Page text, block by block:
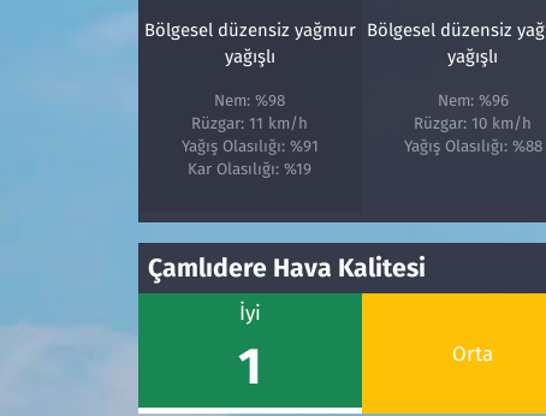
Bölgesel düzensiz yağmur
yağışlı
Nem: %98
Rüzgar: 11 km/h
Yağış Olasılığı: %91
Kar Olasılığı: %19
Bölgesel düzensiz
yağışlı
Nem: %96
Rüzgar: 10 km/h
Yağış Olasılığı: %88
Çamlıdere Hava Kalitesi
İyi
1 Orta